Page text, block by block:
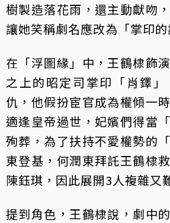
樹製造落花雨，還主動獻吻
讓她笑稱劇名應改為「掌印的
在「浮圖緣」中，王鶴棣飾
之上的昭定司掌印「肖鐸
仇，他假扮宦官成為權傾一
適逢皇帝過世，妃嬪們得當
殉葬，為了扶持不愛權勢的
東登基，何潤東拜託王鶴棣
陳鈺琪，因此展開3人複雜又
提到角色，王鶴棣說，劇中